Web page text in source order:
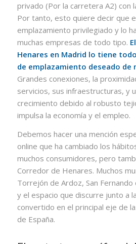
privado (Por la carretera A2) con
Por tanto, esto quiere decir que
emplazamiento privilegiado y lo
muchas empresas de todo tipo.
Henares en Madrid lo tiene
de emplazamiento deseado de
Grandes conexiones, la
servicios, sus infraestructuras, y
crecimiento debido al robusto
impulsa la economía y el empleo.
Debemos hacer una mención
online que ha cambiado los
muchos consumidores, pero
Corredor de Henares. Muchos
Torrejón de Ardoz, San
y el espacio que discurre junto a
convertido en el principal eje de
de España.